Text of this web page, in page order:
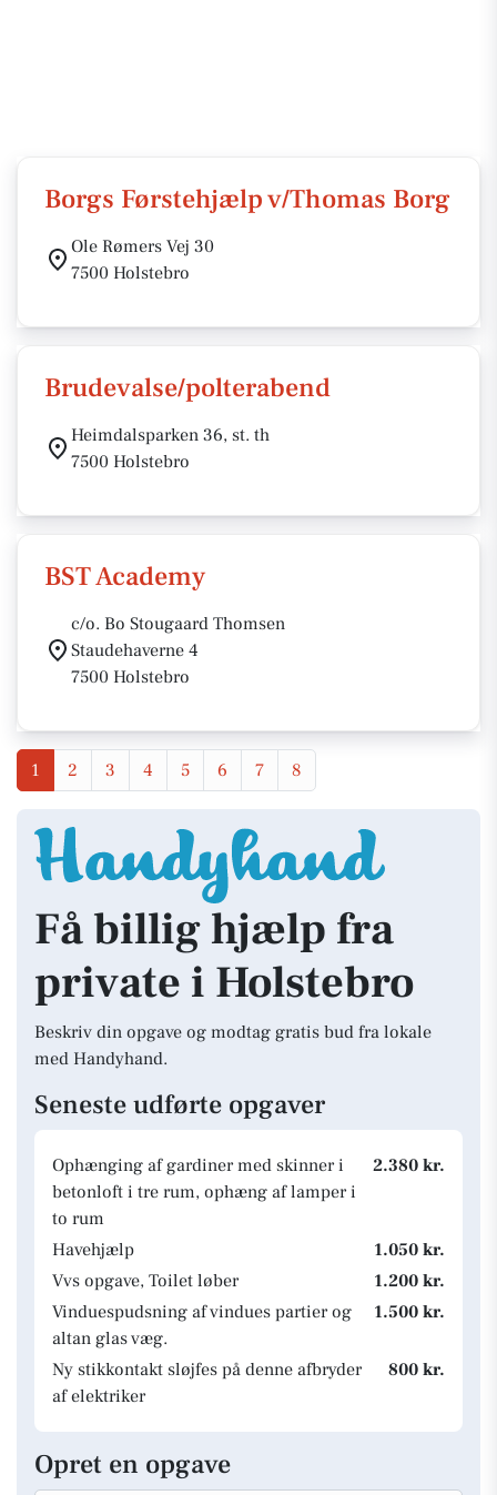
Borgs Førstehjælp v/Thomas Borg
Ole Rømers Vej 30
7500 Holstebro
Brudevalse/polterabend
Heimdalsparken 36, st. th
7500 Holstebro
BST Academy
c/o. Bo Stougaard Thomsen
Staudehaverne 4
7500 Holstebro
1 2 3 4 5 6 7 8
Få billig hjælp fra
private i Holstebro
Beskriv din opgave og modtag gratis bud fra lokale
med Handyhand.
Seneste udførte opgaver
Ophænging af gardiner med skinner i
betonloft i tre rum, ophæng af lamper i
to rum
2.380 kr.
Havehjælp
1.050 kr.
Vvs opgave, Toilet løber
1.200 kr.
Vinduespudsning af vindues partier og
altan glas væg.
1.500 kr.
Ny stikkontakt sløjfes på denne afbryder
af elektriker
800 kr.
Opret en opgave